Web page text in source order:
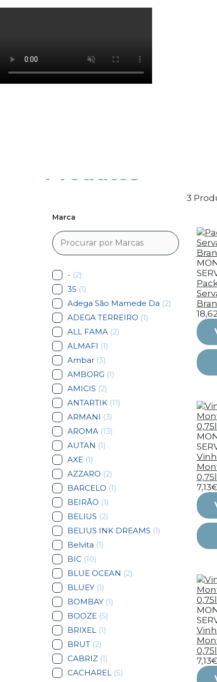
Os cookies de marketing são usados para
Produtos
Marca
- (2)
35 (1)
Adega São Mamede Da (2)
ADEGA TERREIRO (1)
ALL FAMA (2)
ALMAFI (1)
Ambar (3)
AMBORG (1)
AMICIS (2)
ANTARTIK (11)
ARMANI (3)
AROMA (13)
AUTAN (1)
AXE (1)
AZZARO (2)
BARCELO (1)
BEIRÃO (1)
BELIUS (2)
BELIUS INK DREAMS (1)
Belvita (1)
BIC (10)
BLUE OCEAN (2)
BLUEY (1)
BOMBAY (1)
BOOZE (5)
BRIXEL (1)
BRUT (2)
CABRIZ (1)
CACHAREL (5)
3